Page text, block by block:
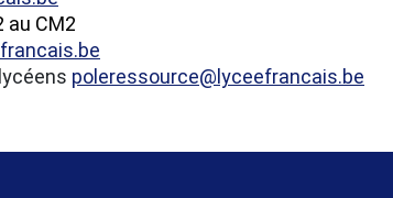
au CM2
poleressource@lyceefrancais.be